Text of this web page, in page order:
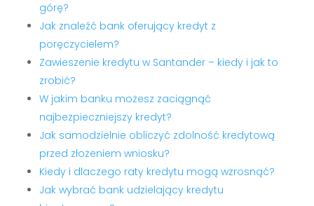
górę?
Jak znaleźć bank oferujący kredyt z
poręczycielem?
Zawieszenie kredytu w Santander – kiedy i jak to
zrobić?
W jakim banku możesz zaciągnąć
najbezpieczniejszy kredyt?
Jak samodzielnie obliczyć zdolność kredytową
przed złożeniem wniosku?
Kiedy i dlaczego raty kredytu mogą wzrosnąć?
Jak wybrać bank udzielający kredytu